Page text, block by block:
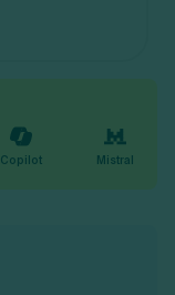
Copilot Mistral